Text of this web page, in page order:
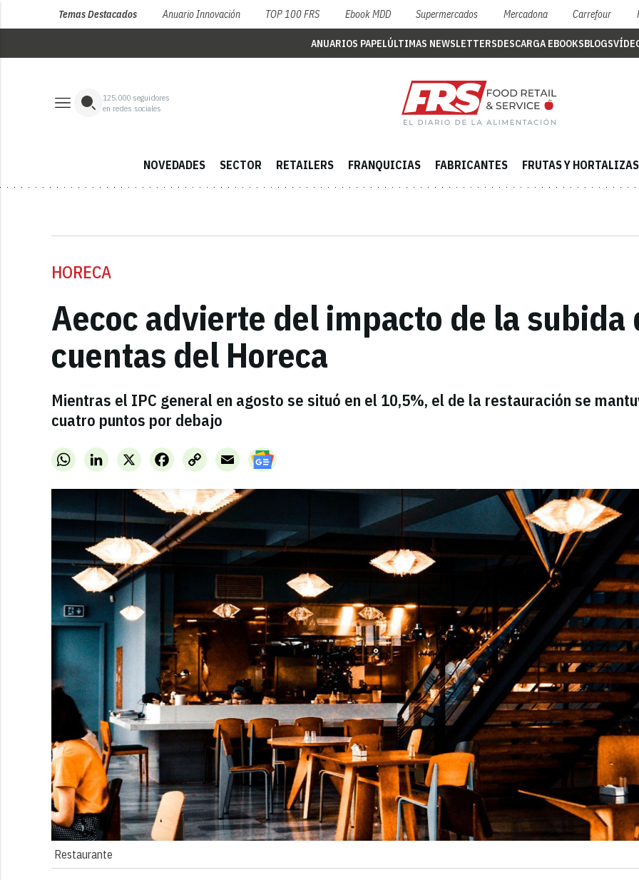
Temas Destacados Anuario Innovación TOP 100 FRS Ebook MDD Supermercados Mercadona Carrefour
ANUARIOS PAPELÚLTIMAS NEWSLETTERSDESCARGA EBOOKSBLOGS
125,000 seguidores
en redes sociales
NOVEDADES SECTOR RETAILERS FRANQUICIAS FABRICANTES FRUTAS Y HORTALIZAS
HORECA
Aecoc advierte del impacto de la subida
cuentas del Horeca
Mientras el IPC general en agosto se situó en el 10,5%, el de la restauración se
cuatro puntos por debajo
WhatsAppLinkedInX FacebookCopy
Link
Email
Restaurante